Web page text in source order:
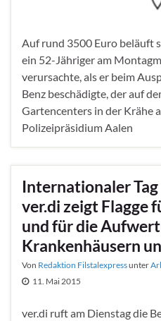
Auf rund 3500 Euro beläuft
ein 52-Jähriger am
verursachte, als er beim
Benz beschädigte, der auf
Gartencenters in der Krähe
Polizeipräsidium Aalen
Internationaler
ver.di zeigt Flagge
und für die
Krankenhäusern
Von Redaktion Filstalexpressunter
11. Mai 2015
ver.di ruft am Dienstag die